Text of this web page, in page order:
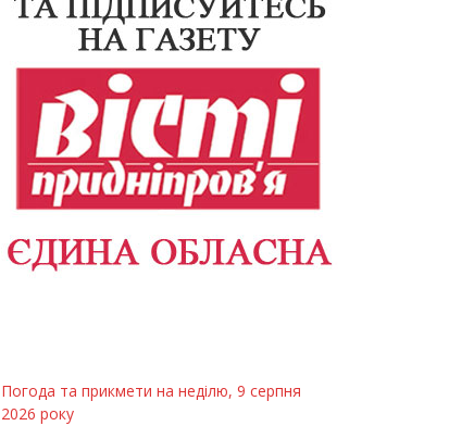
Погода та прикмети на неділю, 9 серпня
2026 року